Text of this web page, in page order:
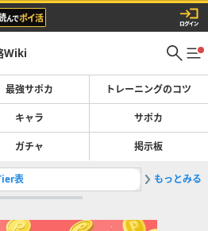
Wiki
最強サポカ トレーニングのコツ
キャラ サポカ
ガチャ 掲示板
表 2俺から
もっとみる